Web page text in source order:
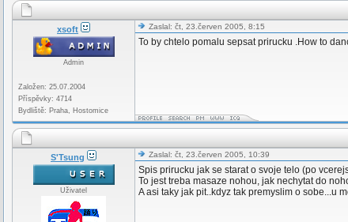
xsoft
Admin
Založen: 25.07.2004
Příspěvky: 4714
Bydliště: Praha, Hostomice
Zaslal: čt, 23.červen 2005, 8:15
To by chtelo pomalu sepsat prirucku .How to
S'Tsung
Uživatel
Zaslal: čt, 23.červen 2005, 10:39
Spis prirucku jak se starat o svoje telo (po
To jest treba masaze nohou, jak nechytat do
A asi taky jak pit..kdyz tak premyslim o sobe...u